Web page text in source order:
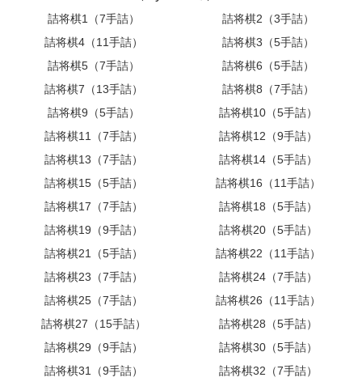
詰将棋1（7手詰）
詰将棋2（3手詰）
詰将棋4（11手詰）
詰将棋3（5手詰）
詰将棋5（7手詰）
詰将棋6（5手詰）
詰将棋7（13手詰）
詰将棋8（7手詰）
詰将棋9（5手詰）
詰将棋10（5手詰）
詰将棋11（7手詰）
詰将棋12（9手詰）
詰将棋13（7手詰）
詰将棋14（5手詰）
詰将棋15（5手詰）
詰将棋16（11手詰）
詰将棋17（7手詰）
詰将棋18（5手詰）
詰将棋19（9手詰）
詰将棋20（5手詰）
詰将棋21（5手詰）
詰将棋22（11手詰）
詰将棋23（7手詰）
詰将棋24（7手詰）
詰将棋25（7手詰）
詰将棋26（11手詰）
詰将棋27（15手詰）
詰将棋28（5手詰）
詰将棋29（9手詰）
詰将棋30（5手詰）
詰将棋31（9手詰）
詰将棋32（7手詰）